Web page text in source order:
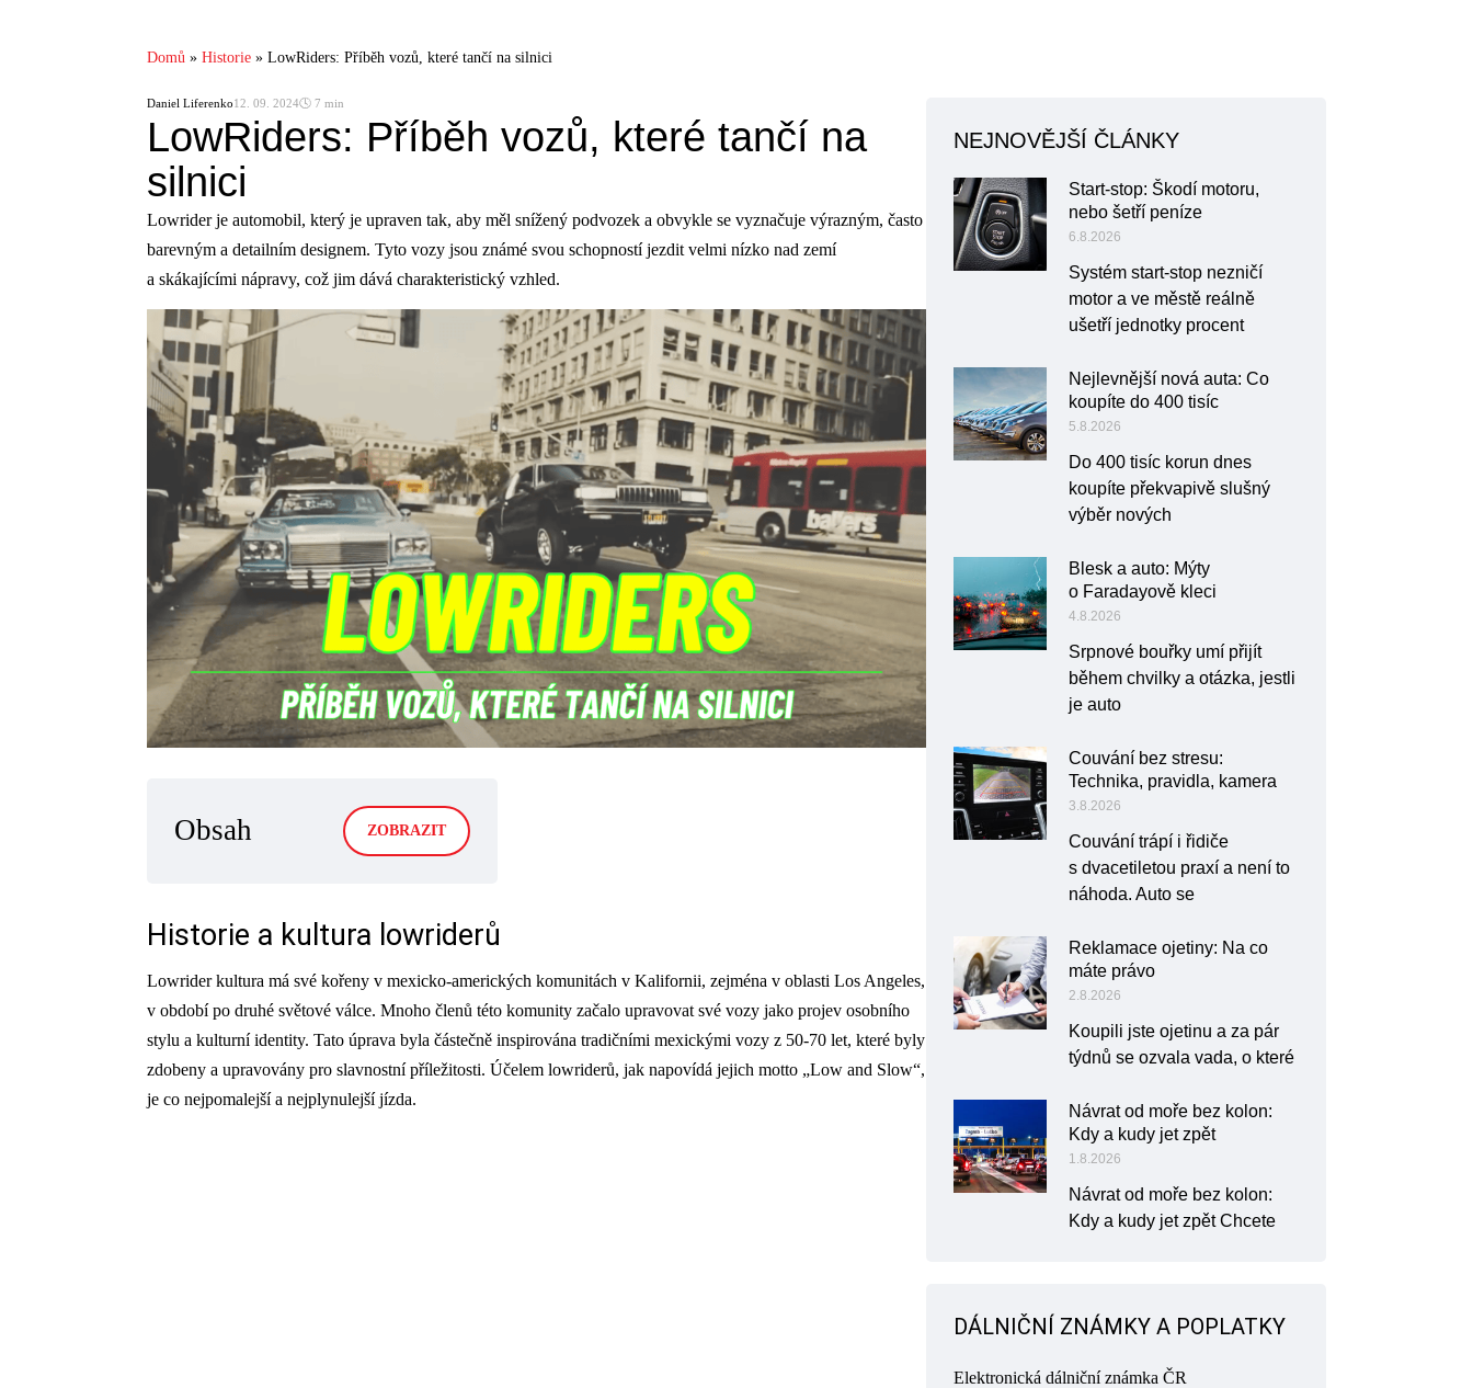
Domů » Historie » LowRiders: Příběh vozů, které tančí na silnici
Daniel Liferenko12. 09. 2024🕓 7 min
LowRiders: Příběh vozů, které tančí na
silnici
Lowrider je automobil, který je upraven tak, aby měl snížený podvozek a obvykle se vyznačuje výrazným, často
barevným a detailním designem. Tyto vozy jsou známé svou schopností jezdit velmi nízko nad zemí
a skákajícími nápravy, což jim dává charakteristický vzhled.
Obsah ZOBRAZIT
Historie a kultura lowriderů
Lowrider kultura má své kořeny v mexicko-amerických komunitách v Kalifornii, zejména v oblasti Los Angeles,
v období po druhé světové válce. Mnoho členů této komunity začalo upravovat své vozy jako projev osobního
stylu a kulturní identity. Tato úprava byla částečně inspirována tradičními mexickými vozy z 50-70 let, které byly
zdobeny a upravovány pro slavnostní příležitosti. Účelem lowriderů, jak napovídá jejich motto „Low and Slow“,
je co nejpomalejší a nejplynulejší jízda.
NEJNOVĚJŠÍ ČLÁNKY
Start-stop: Škodí motoru,
nebo šetří peníze
6.8.2026
Systém start-stop nezničí
motor a ve městě reálně
ušetří jednotky procent
Nejlevnější nová auta: Co
koupíte do 400 tisíc
5.8.2026
Do 400 tisíc korun dnes
koupíte překvapivě slušný
výběr nových
Blesk a auto: Mýty
o Faradayově kleci
4.8.2026
Srpnové bouřky umí přijít
během chvilky a otázka, jestli
je auto
Couvání bez stresu:
Technika, pravidla, kamera
3.8.2026
Couvání trápí i řidiče
s dvacetiletou praxí a není to
náhoda. Auto se
Reklamace ojetiny: Na co
máte právo
2.8.2026
Koupili jste ojetinu a za pár
týdnů se ozvala vada, o které
Návrat od moře bez kolon:
Kdy a kudy jet zpět
1.8.2026
Návrat od moře bez kolon:
Kdy a kudy jet zpět Chcete
DÁLNIČNÍ ZNÁMKY A POPLATKY
Elektronická dálniční známka ČR